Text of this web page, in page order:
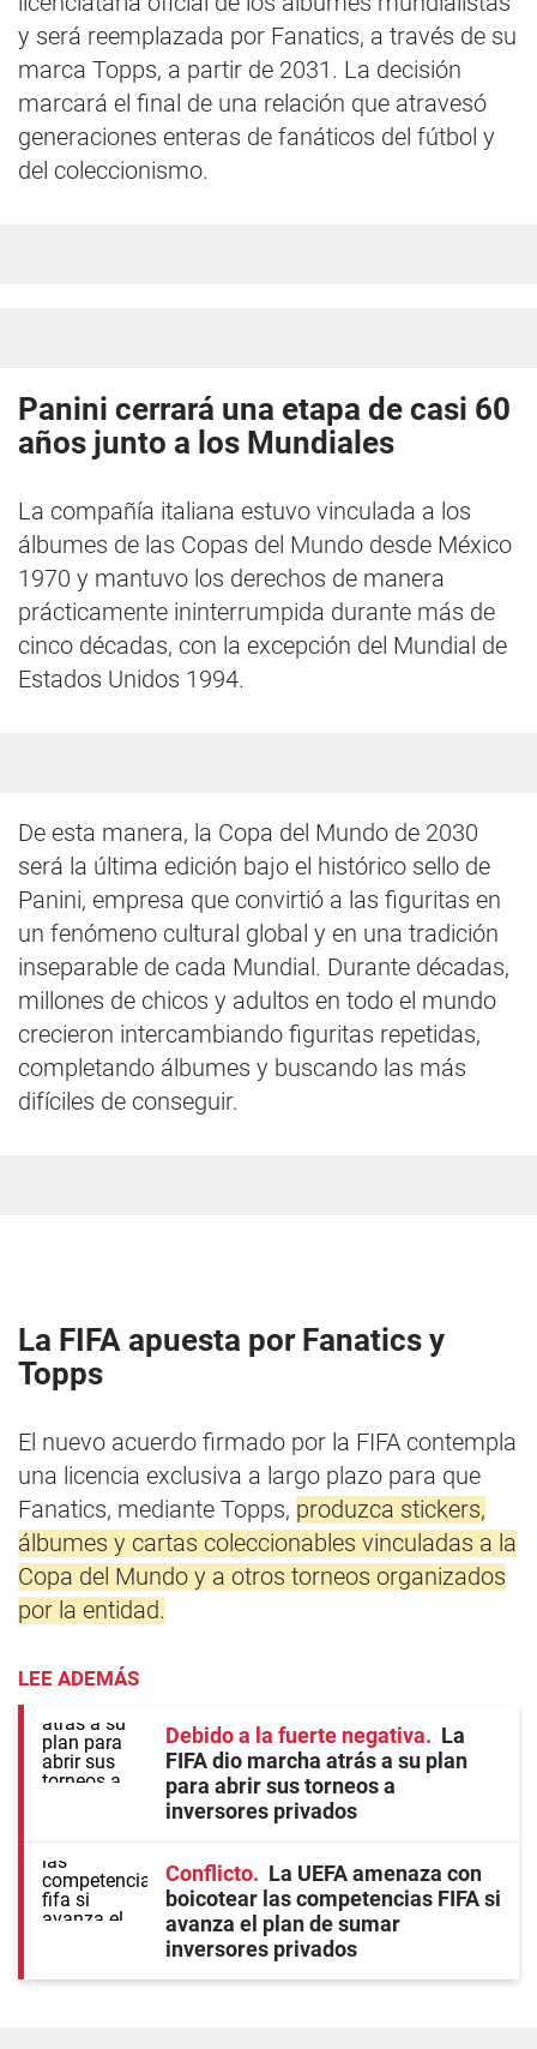
y será reemplazada por Fanatics, a través de su
marca Topps, a partir de 2031. La decisión
marcará el final de una relación que atravesó
generaciones enteras de fanáticos del fútbol y
del coleccionismo.
Panini cerrará una etapa de casi 60
años junto a los Mundiales
La compañía italiana estuvo vinculada a los
álbumes de las Copas del Mundo desde México
1970 y mantuvo los derechos de manera
prácticamente ininterrumpida durante más de
cinco décadas, con la excepción del Mundial de
Estados Unidos 1994.
De esta manera, la Copa del Mundo de 2030
será la última edición bajo el histórico sello de
Panini, empresa que convirtió a las figuritas en
un fenómeno cultural global y en una tradición
inseparable de cada Mundial. Durante décadas,
millones de chicos y adultos en todo el mundo
crecieron intercambiando figuritas repetidas,
completando álbumes y buscando las más
difíciles de conseguir.
La FIFA apuesta por Fanatics y
Topps
El nuevo acuerdo firmado por la FIFA contempla
una licencia exclusiva a largo plazo para que
Fanatics, mediante Topps, produzca stickers,
álbumes y cartas coleccionables vinculadas a la
Copa del Mundo y a otros torneos organizados
por la entidad.
LEE ADEMÁS
Debido a la fuerte negativa
La
FIFA dio marcha atrás a su plan
para abrir sus torneos a
inversores privados
Conflicto
La UEFA amenaza con
boicotear las competencias FIFA si
avanza el plan de sumar
inversores privados